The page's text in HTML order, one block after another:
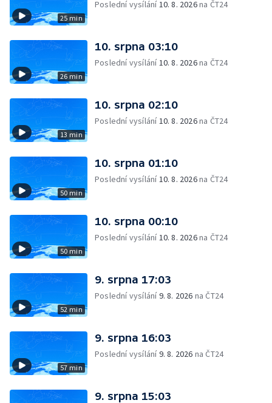
25 min
Poslední vysílání10. 8. 2026na ČT24
26 min
10. srpna 03:10
Poslední vysílání10. 8. 2026na ČT24
13 min
10. srpna 02:10
Poslední vysílání10. 8. 2026na ČT24
50 min
10. srpna 01:10
Poslední vysílání10. 8. 2026na ČT24
50 min
10. srpna 00:10
Poslední vysílání10. 8. 2026na ČT24
52 min
9. srpna 17:03
Poslední vysílání9. 8. 2026 na ČT24
57 min
9. srpna 16:03
Poslední vysílání9. 8. 2026 na ČT24
9. srpna 15:03